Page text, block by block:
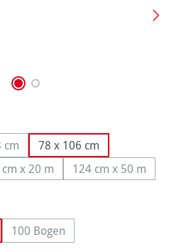
nicht verfügbar.)
cm Option ist zurzeit nicht verfügbar.)
78 x 106 cm
x 20 m
(Diese Option ist zurzeit nicht
124 cm x 50 m
(Diese Option
nicht verfügbar.)
100 Bogen(Diese Option ist zurzeit nicht